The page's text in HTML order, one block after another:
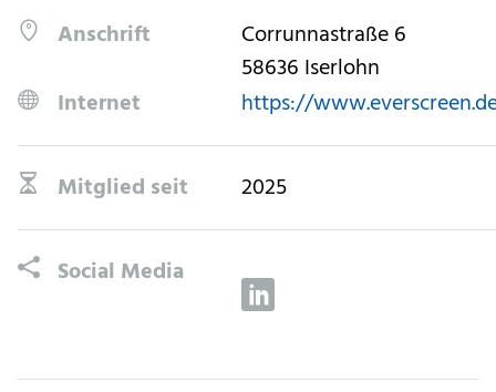
Anschrift
Corrunnastraße 6
58636 Iserlohn
Internet
https://
Mitglied seit 2025
Social Media